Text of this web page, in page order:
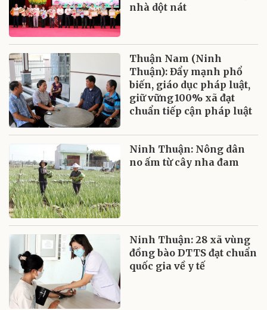
nhà dột nát
Thuận Nam (Ninh
Thuận): Đẩy mạnh phổ
biến, giáo dục pháp luật,
giữ vững 100% xã đạt
chuẩn tiếp cận pháp luật
Ninh Thuận: Nông dân
no ấm từ cây nha đam
Ninh Thuận: 28 xã vùng
đồng bào DTTS đạt chuẩn
quốc gia về y tế